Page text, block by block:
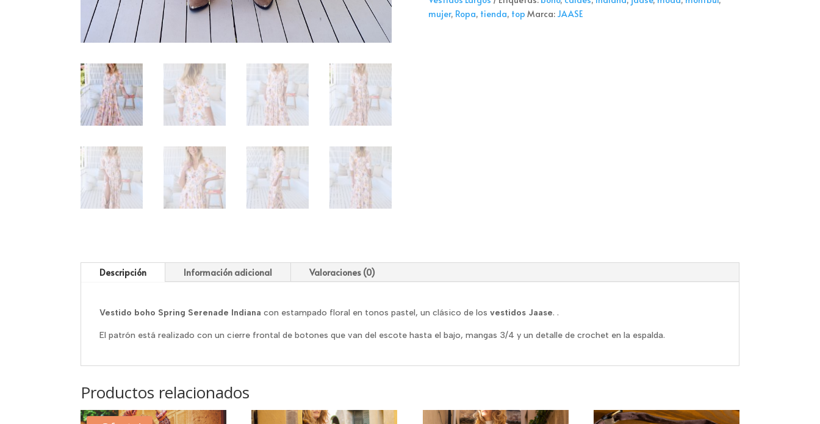
mujer, Ropa, tienda, top Marca: JAASE
Descripción Información adicional Valoraciones (0)
Vestido boho Spring Serenade Indiana con estampado floral en tonos pastel, un clásico de los vestidos Jaase. .
El patrón está realizado con un cierre frontal de botones que van del escote hasta el bajo, mangas 3/4 y un detalle de crochet en la espalda.
Productos relacionados